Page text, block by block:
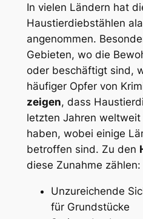
In vielen Ländern⁢ hat
Haustierdiebstählen⁣
angenommen.
Gebieten, wo die
oder beschäftigt sind,
häufiger Opfer von
zeigen, dass
letzten Jahren weltweit
haben, ⁢wobei einige
betroffen sind. Zu den
diese Zunahme zählen:
Unzureichende
für Grundstücke